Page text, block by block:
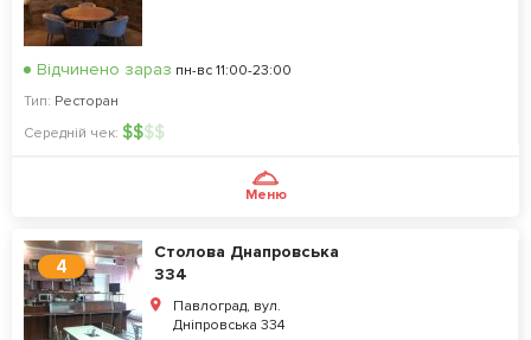
Відчинено зараз пн-вс 11:00-23:00
Тип: Ресторан
Середній чек: $$$$
Меню
4
Столова Днапровська
334
Павлоград, вул.
Дніпровська 334